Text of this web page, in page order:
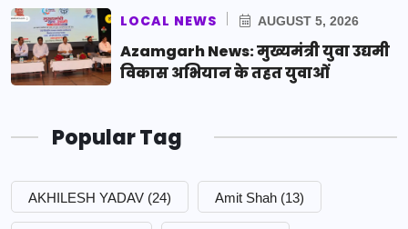
LOCAL NEWS AUGUST 5, 2026
Azamgarh News: मुख्यमंत्री युवा उद्यमी
विकास अभियान के तहत युवाओं
Popular Tag
AKHILESH YADAV (24) Amit Shah (13)